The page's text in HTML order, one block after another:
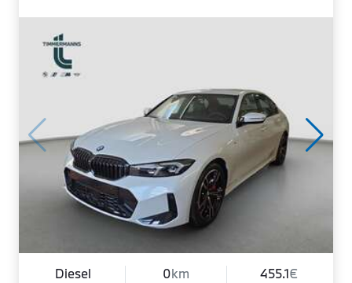
Diesel 0km 455.1€